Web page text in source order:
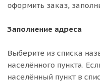
оформить заказ,
Заполнение адреса
Выберите из списка
населённого пункта.
населённый пункт в